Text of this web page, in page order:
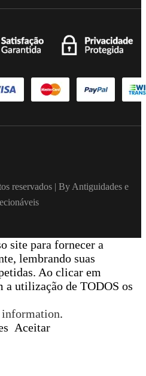
reservados | By Antiguidades e
site para fornecer a
lembrando suas
Ao clicar em
a utilização de TODOS os
information.
Aceitar